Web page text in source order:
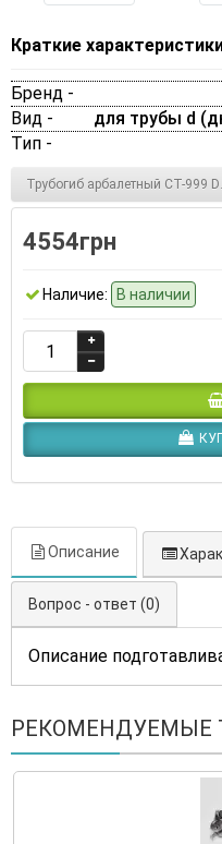
Краткие
Бренд -
Вид -
для трубы d
Тип -
Трубогиб арбалетный СТ-999
4554грн
Наличие: В наличии
Описание
Вопрос - ответ (0)
Описание
РЕКОМЕНДУЕМЫЕ